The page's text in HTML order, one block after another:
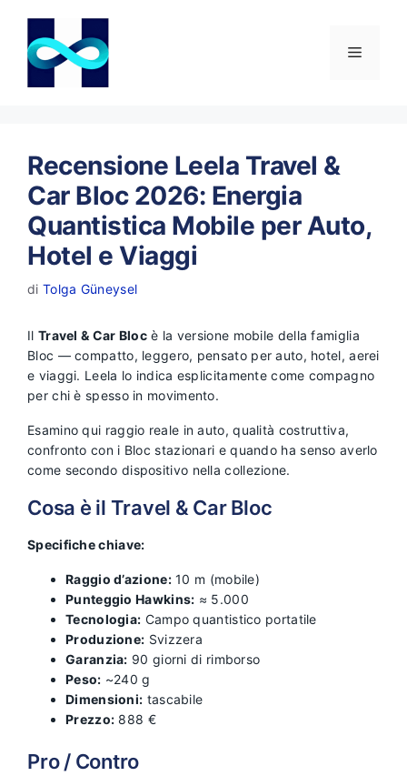
contenuto
Menu
Recensione Leela Travel &
Car Bloc 2026: Energia
Quantistica Mobile per Auto,
Hotel e Viaggi
di Tolga Güneysel
Il Travel & Car Bloc è la versione mobile della famiglia
Bloc — compatto, leggero, pensato per auto, hotel, aerei
e viaggi. Leela lo indica esplicitamente come compagno
per chi è spesso in movimento.
Esamino qui raggio reale in auto, qualità costruttiva,
confronto con i Bloc stazionari e quando ha senso averlo
come secondo dispositivo nella collezione.
Cosa è il Travel & Car Bloc
Specifiche chiave:
Raggio d’azione:10 m (mobile)
Punteggio Hawkins: ≈ 5.000
Tecnologia: Campo quantistico portatile
Produzione: Svizzera
Garanzia: 90 giorni di rimborso
Peso: ~240 g
Dimensioni: tascabile
Prezzo: 888 €
Pro / Contro